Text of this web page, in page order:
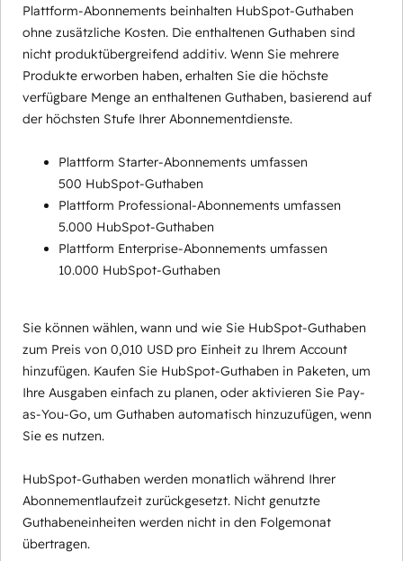
Plattform-Abonnements beinhalten HubSpot-Guthaben
ohne zusätzliche Kosten. Die enthaltenen Guthaben sind
nicht produktübergreifend additiv. Wenn Sie mehrere
Produkte erworben haben, erhalten Sie die höchste
verfügbare Menge an enthaltenen Guthaben, basierend auf
der höchsten Stufe Ihrer Abonnementdienste.
Plattform Starter-Abonnements umfassen
500 HubSpot-Guthaben
Plattform Professional-Abonnements umfassen
5.000 HubSpot-Guthaben
Plattform Enterprise-Abonnements umfassen
10.000 HubSpot-Guthaben
Sie können wählen, wann und wie Sie HubSpot-Guthaben
zum Preis von 0,010 USD pro Einheit zu Ihrem Account
hinzufügen. Kaufen Sie HubSpot-Guthaben in Paketen, um
Ihre Ausgaben einfach zu planen, oder aktivieren Sie Pay-
as-You-Go, um Guthaben automatisch hinzuzufügen, wenn
Sie es nutzen.
HubSpot-Guthaben werden monatlich während Ihrer
Abonnementlaufzeit zurückgesetzt. Nicht genutzte
Guthabeneinheiten werden nicht in den Folgemonat
übertragen.